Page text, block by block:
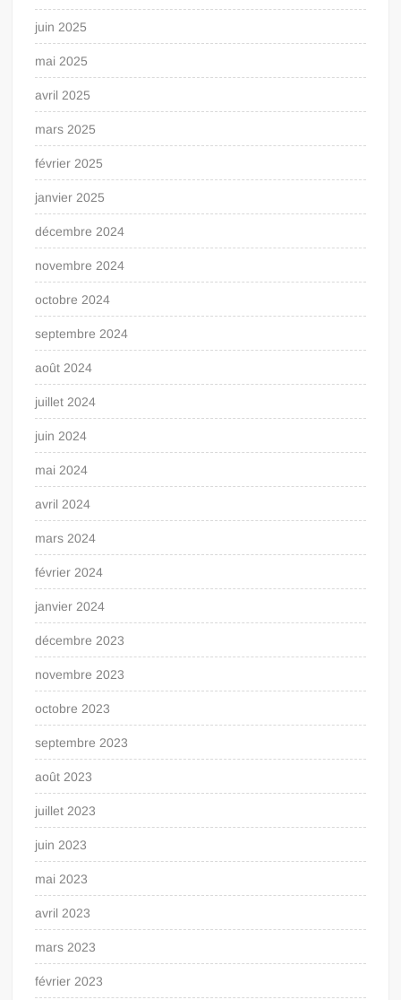
juin 2025
mai 2025
avril 2025
mars 2025
février 2025
janvier 2025
décembre 2024
novembre 2024
octobre 2024
septembre 2024
août 2024
juillet 2024
juin 2024
mai 2024
avril 2024
mars 2024
février 2024
janvier 2024
décembre 2023
novembre 2023
octobre 2023
septembre 2023
août 2023
juillet 2023
juin 2023
mai 2023
avril 2023
mars 2023
février 2023